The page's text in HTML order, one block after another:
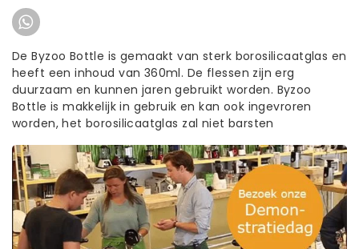
De Byzoo Bottle is gemaakt van sterk borosilicaatglas en
heeft een inhoud van 360ml. De flessen zijn erg
duurzaam en kunnen jaren gebruikt worden. Byzoo
Bottle is makkelijk in gebruik en kan ook ingevroren
worden, het borosilicaatglas zal niet barsten